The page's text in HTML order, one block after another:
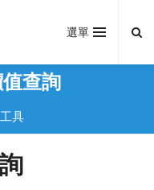
選單
查詢
具